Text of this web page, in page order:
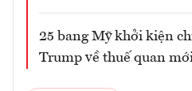
25 bang Mỹ khởi kiện
Trump về thuế quan